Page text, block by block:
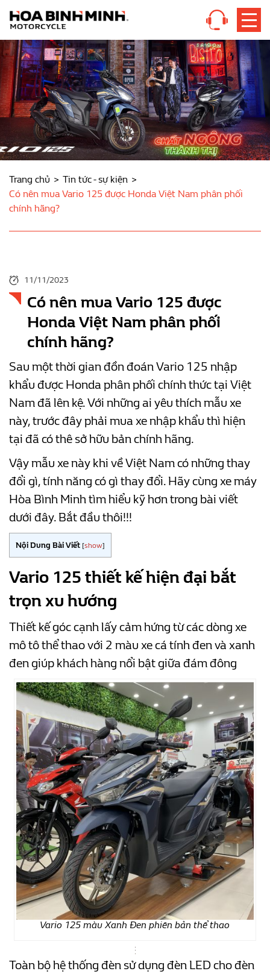
Trang chủ
Tin tức - sự kiện
Có nên mua Vario 125 được Honda Việt Nam phân phối
chính hãng?
11/11/2023
Có nên mua Vario 125 được
Honda Việt Nam phân phối
chính hãng?
Sau một thời gian đồn đoán Vario 125 nhập
khẩu được Honda phân phối chính thức tại Việt
Nam đã lên kệ. Với những ai yêu thích mẫu xe
này, trước đây phải mua xe nhập khẩu thì hiện
tại đã có thê sở hữu bản chính hãng.
Vậy mẫu xe này khi về Việt Nam có những thay
đổi gì, tính năng có gì thay đổi. Hãy cùng xe máy
Hòa Bình Minh tìm hiểu kỹ hơn trong bài viết
dưới đây. Bắt đầu thôi!!!
Nội Dung Bài Viết [show]
Vario 125 thiết kế hiện đại bắt
trọn xu hướng
Thiết kế góc cạnh lấy cảm hứng từ các dòng xe
mô tô thể thao với 2 màu xe cá tính đen và xanh
đen giúp khách hàng nổi bật giữa đám đông
Vario 125 màu Xanh Đen phiên bản thể thao
Toàn bộ hệ thống đèn sử dụng đèn LED cho đèn